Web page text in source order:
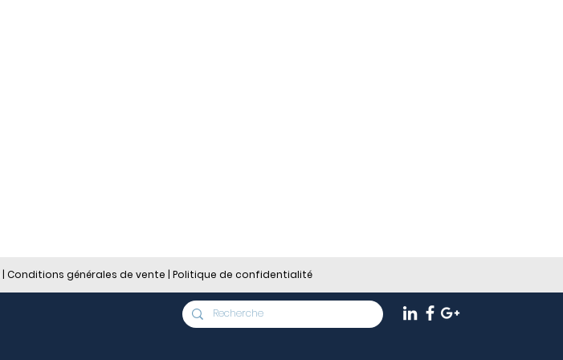
| Conditions générales de vente | Politique de confidentialité